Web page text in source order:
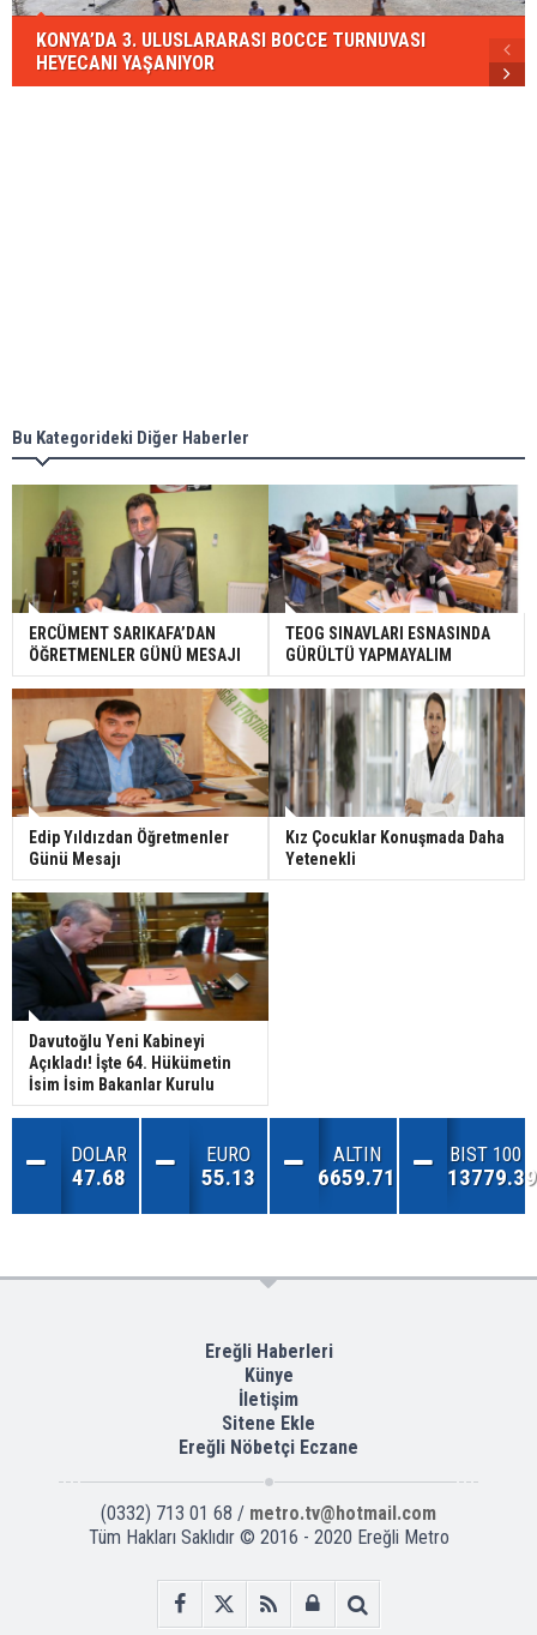
KONYA’DA 3. ULUSLARARASI BOCCE TURNUVASI
HEYECANI YAŞANIYOR
Bu Kategorideki Diğer Haberler
ERCÜMENT SARIKAFA’DAN
ÖĞRETMENLER GÜNÜ MESAJI
TEOG SINAVLARI ESNASINDA
GÜRÜLTÜ YAPMAYALIM
Edip Yıldızdan Öğretmenler
Günü Mesajı
Kız Çocuklar Konuşmada Daha
Yetenekli
Davutoğlu Yeni Kabineyi
Açıkladı! İşte 64. Hükümetin
İsim İsim Bakanlar Kurulu
DOLAR
47.68
EURO
55.13
ALTIN
6659.71
BIST 100
13779.39
Ereğli Haberleri
Künye
İletişim
Sitene Ekle
Ereğli Nöbetçi Eczane
(0332) 713 01 68 / metro.tv@hotmail.com
Tüm Hakları Saklıdır © 2016 - 2020 Ereğli Metro